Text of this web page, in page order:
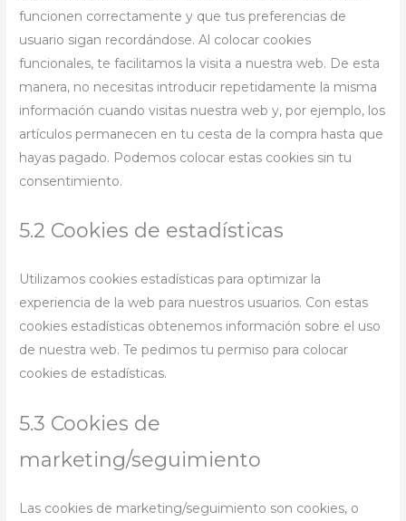
funcionen correctamente y que tus preferencias de
usuario sigan recordándose. Al colocar cookies
funcionales, te facilitamos la visita a nuestra web. De esta
manera, no necesitas introducir repetidamente la misma
información cuando visitas nuestra web y, por ejemplo, los
artículos permanecen en tu cesta de la compra hasta que
hayas pagado. Podemos colocar estas cookies sin tu
consentimiento.
5.2 Cookies de estadísticas
Utilizamos cookies estadísticas para optimizar la
experiencia de la web para nuestros usuarios. Con estas
cookies estadísticas obtenemos información sobre el uso
de nuestra web. Te pedimos tu permiso para colocar
cookies de estadísticas.
5.3 Cookies de
marketing/seguimiento
Las cookies de marketing/seguimiento son cookies, o